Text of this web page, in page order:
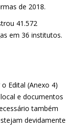
de 2018.
41.572
em 36 institutos.
Edital (Anexo 4)
e documentos
também
devidamente